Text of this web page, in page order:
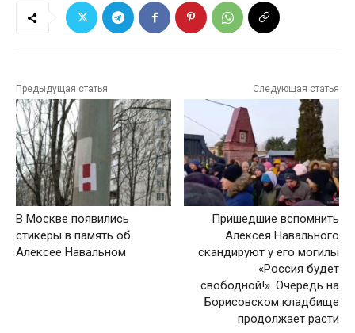
Предыдущая статья
В Москве появились
стикеры в память об
Алексее Навальном
Следующая статья
Пришедшие вспомнить
Алексея Навального
скандируют у его могилы
«Россия будет
свободной!». Очередь на
Борисовском кладбище
продолжает расти